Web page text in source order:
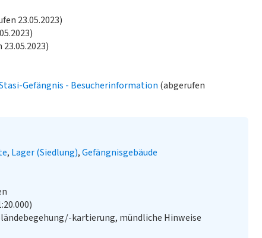
23.05.2023)
Gefängnis - Besucherinformation (abgerufen
Lager (Siedlung) Gefängnisgebäude
kartierung, mündliche Hinweise